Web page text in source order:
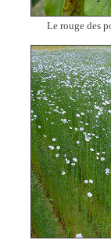
Le rouge des